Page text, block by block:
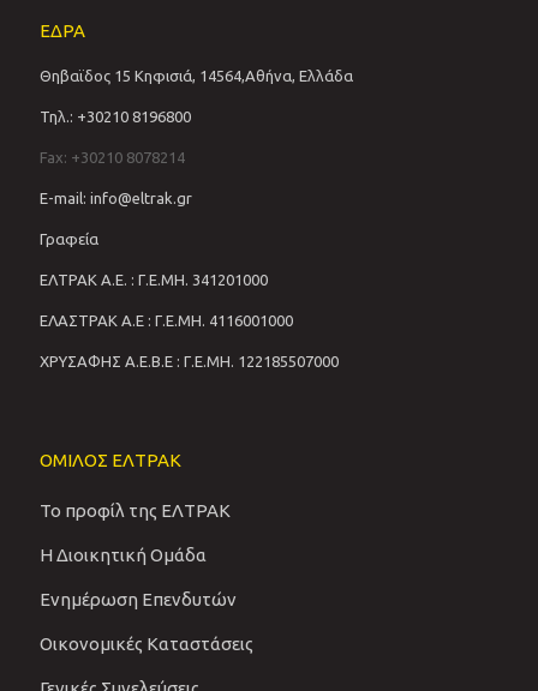
ΕΔΡΑ
Θηβαϊδος 15 Κηφισιά, 14564,Αθήνα, Ελλάδα
Τηλ.: +30210 8196800
Fax: +30210 8078214
E-mail: info@eltrak.gr
Γραφεία
ΕΛΤΡΑΚ Α.Ε. : Γ.Ε.ΜΗ. 341201000
ΕΛΑΣΤΡΑΚ Α.Ε : Γ.Ε.ΜΗ. 4116001000
ΧΡΥΣΑΦΗΣ Α.Ε.Β.Ε : Γ.Ε.ΜΗ. 122185507000
ΟΜΙΛΟΣ ΕΛΤΡΑΚ
Το προφίλ της ΕΛΤΡΑΚ
Η Διοικητική Ομάδα
Ενημέρωση Επενδυτών
Οικονομικές Καταστάσεις